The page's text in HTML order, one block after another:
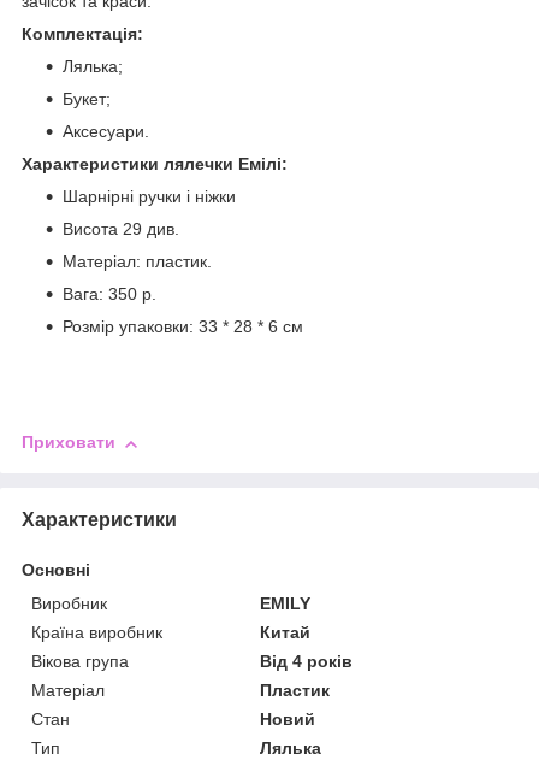
Комплектація:
Лялька;
Букет;
Аксесуари.
Характеристики лялечки Емілі:
Шарнірні ручки і ніжки
Висота 29 див.
Матеріал: пластик.
Вага: 350 р.
Розмір упаковки: 33 * 28 * 6 см
Приховати
Характеристики
Основні
Виробник
EMILY
Країна виробник
Китай
Вікова група
Від 4 років
Матеріал
Пластик
Стан
Новий
Тип
Лялька